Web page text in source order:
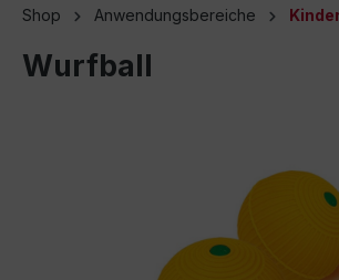
Shop Anwendungsbereiche
Wurfball